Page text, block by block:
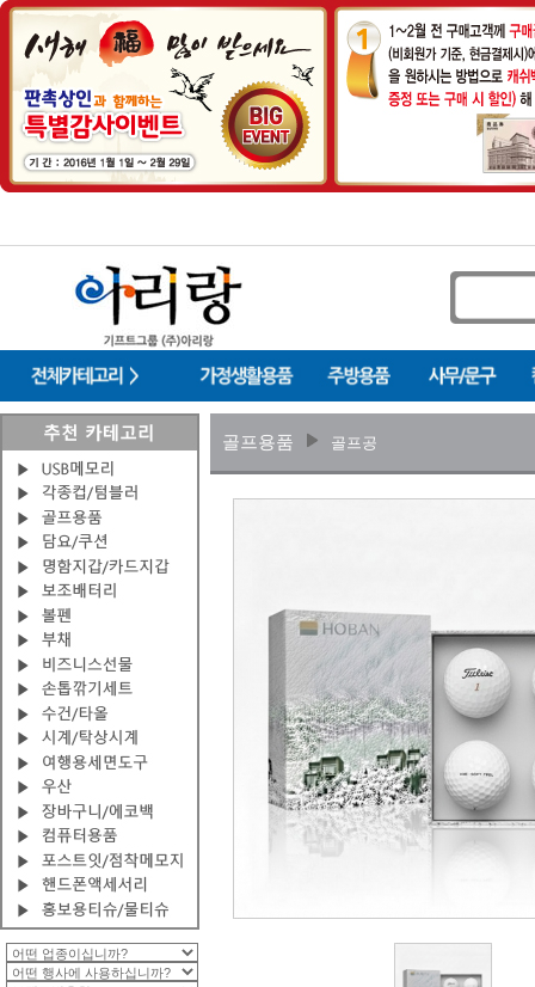
골프용품 골프공